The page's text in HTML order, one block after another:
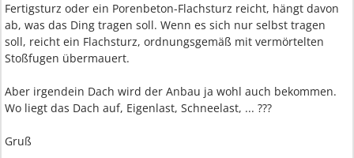
Fertigsturz oder ein Porenbeton-Flachsturz reicht, hängt davon
ab, was das Ding tragen soll. Wenn es sich nur selbst tragen
soll, reicht ein Flachsturz, ordnungsgemäß mit vermörtelten
Stoßfugen übermauert.
Aber irgendein Dach wird der Anbau ja wohl auch bekommen.
Wo liegt das Dach auf, Eigenlast, Schneelast, ... ???
Gruß